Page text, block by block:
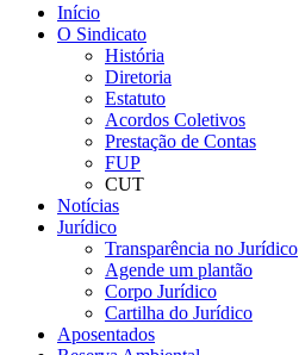
Início
O Sindicato
História
Diretoria
Estatuto
Acordos Coletivos
Prestação de Contas
FUP
CUT
Notícias
Jurídico
Transparência no Jurídico
Agende um plantão
Corpo Jurídico
Cartilha do Jurídico
Aposentados